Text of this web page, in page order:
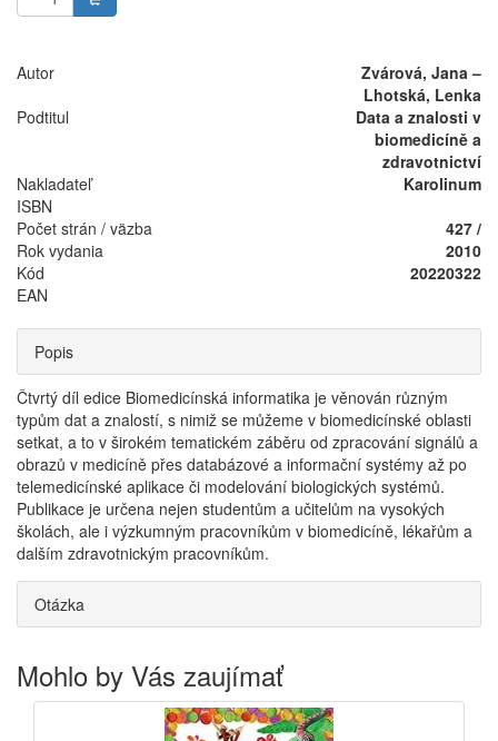
Autor
Zvárová, Jana –
Lhotská, Lenka
Podtitul
Data a znalosti v
biomedicíně a
zdravotnictví
Nakladateľ
Karolinum
ISBN
Počet strán / väzba
427 /
Rok vydania
2010
Kód
20220322
EAN
Popis
Čtvrtý díl edice Biomedicínská informatika je věnován různým
typům dat a znalostí, s nimiž se můžeme v biomedicínské oblasti
setkat, a to v širokém tematickém záběru od zpracování signálů a
obrazů v medicíně přes databázové a informační systémy až po
telemedicínské aplikace či modelování biologických systémů.
Publikace je určena nejen studentům a učitelům na vysokých
školách, ale i výzkumným pracovníkům v biomedicíně, lékařům a
dalším zdravotnickým pracovníkům.
Otázka
Mohlo by Vás zaujímať